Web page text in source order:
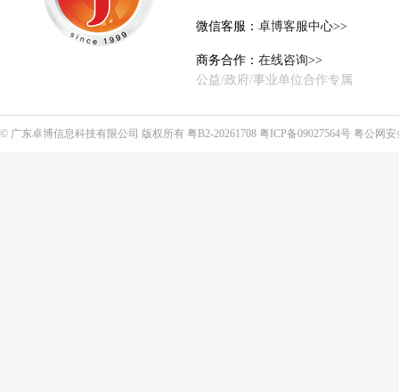
微信客服： 卓博客服中心>>
商务合作： 在线咨询>>
公益/政府/事业单位合作专属
© 广东卓博信息科技有限公司 版权所有 粤B2-20261708 粤ICP备09027564号 粤公网安